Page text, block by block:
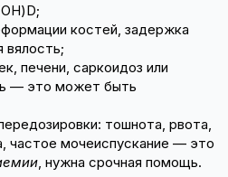
костей, задержка
вялость;
печени, саркоидоз или
— это может быть
тошнота, рвота,
частое мочеиспускание — это
, нужна срочная помощь.